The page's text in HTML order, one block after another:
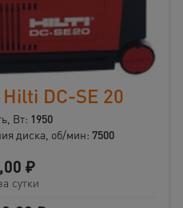
DC-SE 20
Вт: 1950
диска, об/мин: 7500
₽
сутки